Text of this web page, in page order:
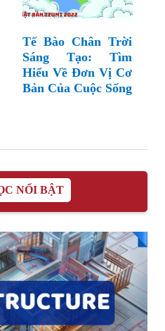
Tế Bào Chân Trời
Sáng Tạo: Tìm
Hiểu Về Đơn Vị Cơ
Bản Của Cuộc Sống
NỔI BẬT